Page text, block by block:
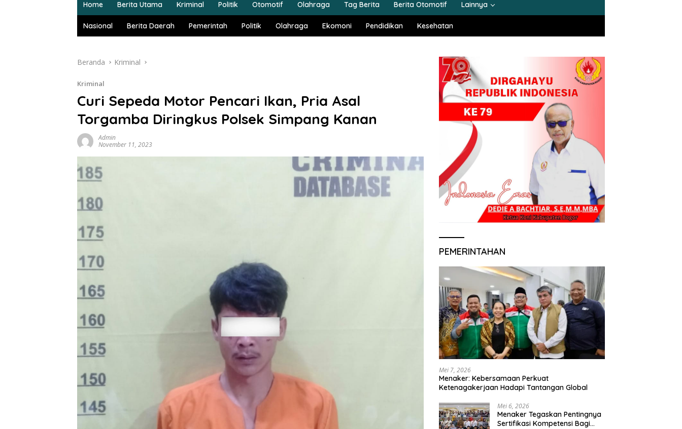
Home Berita Utama Kriminal Politik Otomotif Olahraga Tag Berita Berita Otomotif Lainnya
Nasional Berita Daerah Pemerintah Politik Olahraga Ekomoni Pendidikan Kesehatan
Beranda Kriminal
Kriminal
Curi Sepeda Motor Pencari Ikan, Pria Asal
Torgamba Diringkus Polsek Simpang Kanan
Admin
November 11, 2023
PEMERINTAHAN
Mei 7, 2026
Menaker: Kebersamaan Perkuat
Ketenagakerjaan Hadapi Tantangan Global
Mei 6, 2026
Menaker Tegaskan Pentingnya
Sertifikasi Kompetensi Bagi